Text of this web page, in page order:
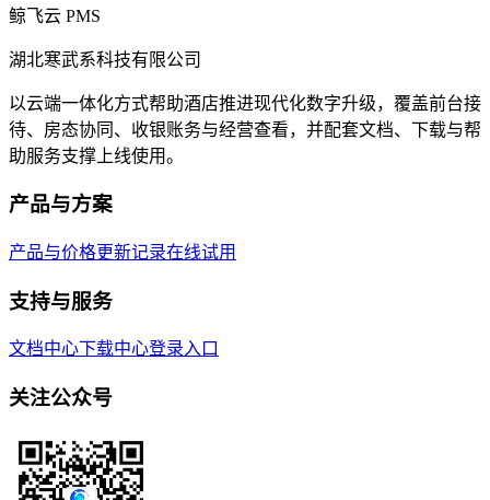
鲸飞云 PMS
湖北寒武系科技有限公司
以云端一体化方式帮助酒店推进现代化数字升级，覆盖前台接
待、房态协同、收银账务与经营查看，并配套文档、下载与帮
助服务支撑上线使用。
产品与方案
产品与价格更新记录在线试用
支持与服务
文档中心 下载中心登录入口
关注公众号